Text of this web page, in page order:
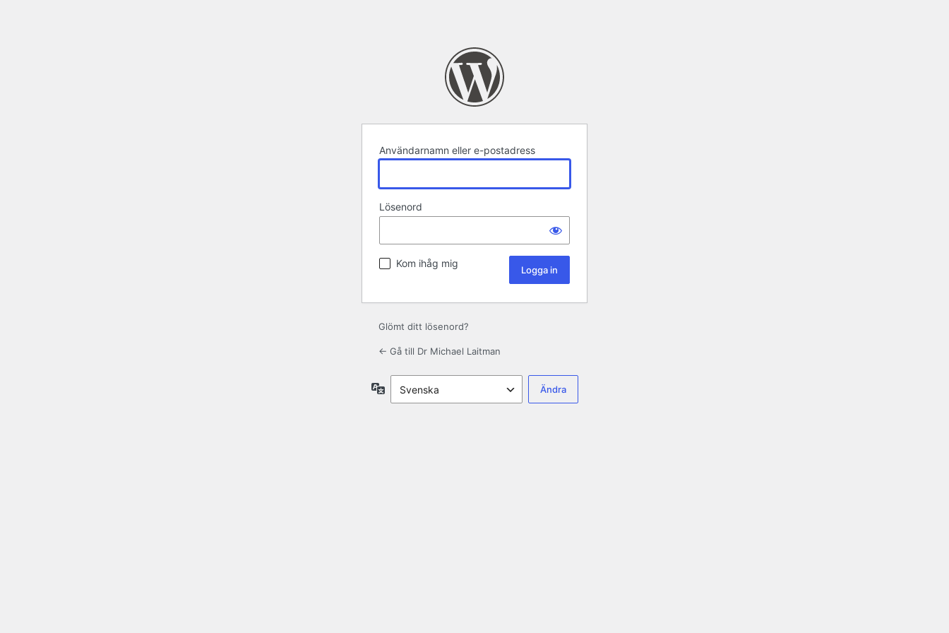
Användarnamn eller e-postadress
Lösenord
Kom ihåg mig
Glömt ditt lösenord?
← Gå till Dr Michael Laitman
Språk